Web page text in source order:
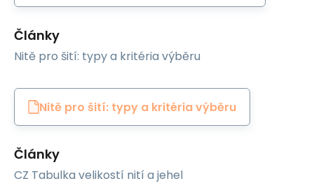
Články
Nitě pro šití: typy a kritéria výběru
Nitě pro šití: typy a kritéria výběru
Články
CZ Tabulka velikostí nití a jehel